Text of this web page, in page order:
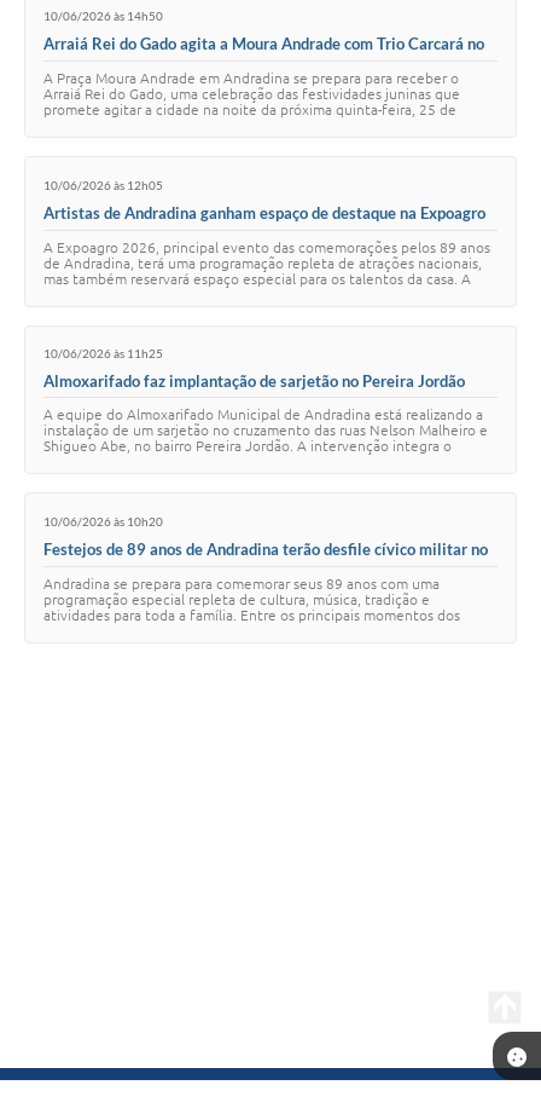
10/06/2026 às 14h50
Arraiá Rei do Gado agita a Moura Andrade com Trio Carcará no
A Praça Moura Andrade em Andradina se prepara para receber o
Arraiá Rei do Gado, uma celebração das festividades juninas que
promete agitar a cidade na noite da próxima quinta-feira, 25 de
10/06/2026 às 12h05
Artistas de Andradina ganham espaço de destaque na Expoagro
A Expoagro 2026, principal evento das comemorações pelos 89 anos
de Andradina, terá uma programação repleta de atrações nacionais,
mas também reservará espaço especial para os talentos da casa. A
10/06/2026 às 11h25
Almoxarifado faz implantação de sarjetão no Pereira Jordão
A equipe do Almoxarifado Municipal de Andradina está realizando a
instalação de um sarjetão no cruzamento das ruas Nelson Malheiro e
Shigueo Abe, no bairro Pereira Jordão. A intervenção integra o
10/06/2026 às 10h20
Festejos de 89 anos de Andradina terão desfile cívico militar no
Andradina se prepara para comemorar seus 89 anos com uma
programação especial repleta de cultura, música, tradição e
atividades para toda a família. Entre os principais momentos dos